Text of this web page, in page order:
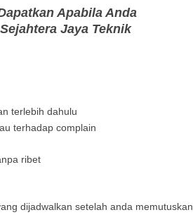
Apabila Anda
Jaya Teknik
terlebih dahulu
terhadap complain
ribet
dijadwalkan setelah anda memutuskan